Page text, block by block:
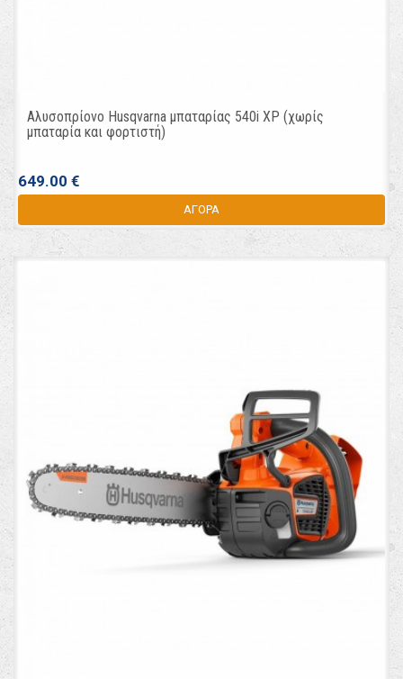
Αλυσοπρίονο Husqvarna μπαταρίας 540i XP (χωρίς
μπαταρία και φορτιστή)
649.00 €
ΑΓΟΡΑ